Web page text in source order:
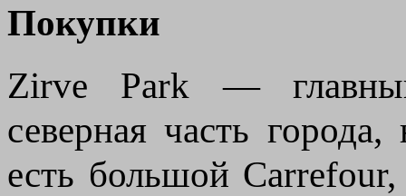
Покупки
Zirve Park —
северная часть
есть большой